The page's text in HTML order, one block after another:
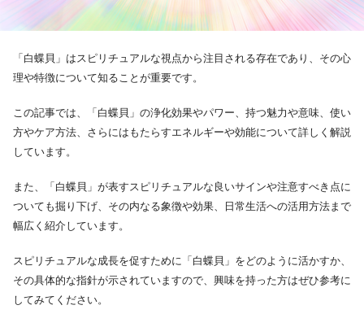
「白蝶貝」はスピリチュアルな視点から注目される存在であり、その心
理や特徴について知ることが重要です。
この記事では、「白蝶貝」の浄化効果やパワー、持つ魅力や意味、使い
方やケア方法、さらにはもたらすエネルギーや効能について詳しく解説
しています。
また、「白蝶貝」が表すスピリチュアルな良いサインや注意すべき点に
ついても掘り下げ、その内なる象徴や効果、日常生活への活用方法まで
幅広く紹介しています。
スピリチュアルな成長を促すために「白蝶貝」をどのように活かすか、
その具体的な指針が示されていますので、興味を持った方はぜひ参考に
してみてください。